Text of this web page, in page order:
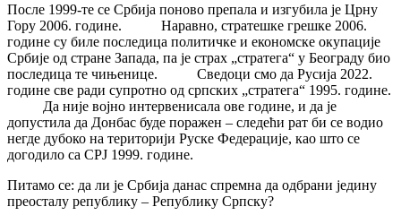
После 1999-те се Србија поново препала и изгубила је Црну
Гору 2006. године. Наравно, стратешке грешке 2006.
године су биле последица политичке и економске окупације
Србије од стране Запада, па је страх „стратега“ у Београду био
последица те чињенице. Сведоци смо да Русија 2022.
године све ради супротно од српских „стратега“ 1995. године.
Да није војно интервенисала ове године, и да је
допустила да Донбас буде поражен – следећи рат би се водио
негде дубоко на територији Руске Федерације, као што се
догодило са СРЈ 1999. године.
Питамо се: да ли је Србија данас спремна да одбрани једину
преосталу републику – Републику Српску?